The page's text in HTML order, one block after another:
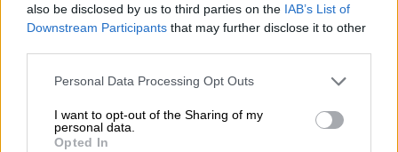
also be disclosed by us to third parties on the IAB’s List of
Downstream Participants that may further disclose it to other
Personal Data Processing Opt Outs
I want to opt-out of the Sharing of my
personal data.
Opted In